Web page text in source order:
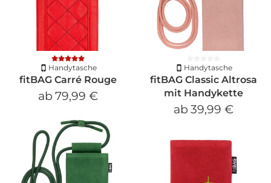
Handytasche
fitBAG Carré Rouge
ab 79,99 €
Handytasche
fitBAG Classic Altrosa
mit Handykette
ab 39,99 €